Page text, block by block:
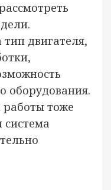
двигателя,
оборудования.
работы тоже
система